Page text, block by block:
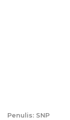
Penulis: SNP